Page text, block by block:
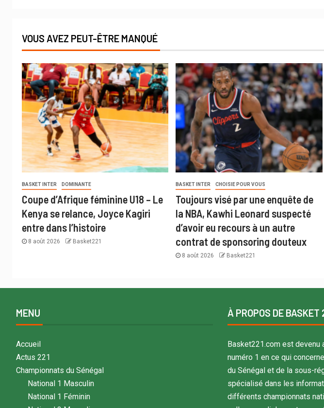
VOUS AVEZ PEUT-ÊTRE MANQUÉ
BASKET INTER DOMINANTE
Coupe d’Afrique féminine U18 – Le
Kenya se relance, Joyce Kagiri
entre dans l’histoire
8 août 2026 Basket221
BASKET INTER CHOISIE POUR VOUS
Toujours visé par une enquête de
la NBA, Kawhi Leonard suspecté
d’avoir eu recours à un autre
contrat de sponsoring douteux
8 août 2026 Basket221
MENU
Accueil
Actus 221
Championnats du Sénégal
National 1 Masculin
National 1 Féminin
À PROPOS DE BASKET
Basket221.com est devenu
numéro 1 en ce qui
du Sénégal et de la sous-
spécialisé dans les
différents championnats